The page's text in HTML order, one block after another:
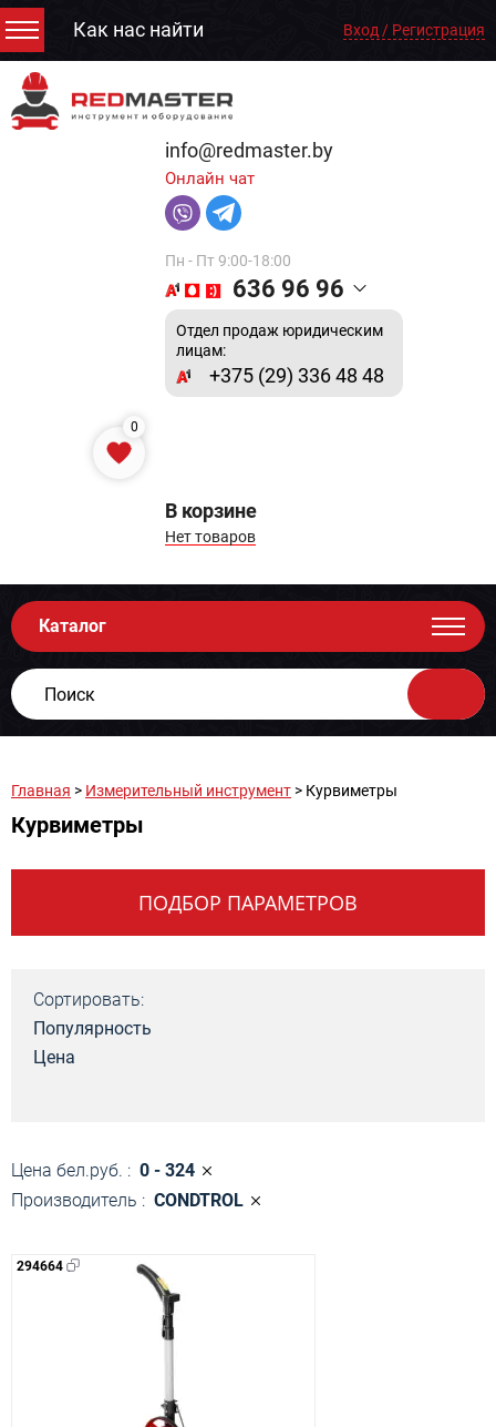
Как нас найти Вход / Регистрация
info@redmaster.by
Онлайн чат
Пн - Пт 9:00-18:00
636 96 96
Отдел продаж юридическим
лицам:
+375 (29) 336 48 48
0
В корзине
Нет товаров
Каталог
Главная > Измерительный инструмент > Курвиметры
Курвиметры
ПОДБОР ПАРАМЕТРОВ
Сортировать:
Популярность
Цена
Цена бел.руб. : 0 - 324
Производитель : CONDTROL
294664